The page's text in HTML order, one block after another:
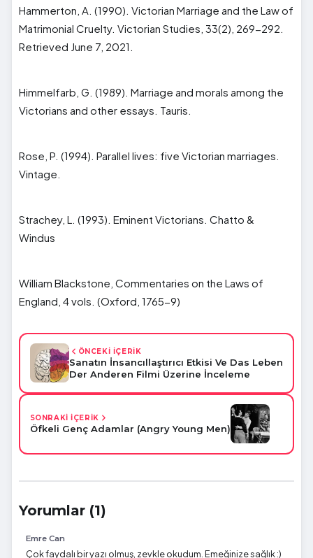
Hammerton, A. (1990). Victorian Marriage and the Law of
Matrimonial Cruelty. Victorian Studies, 33(2), 269-292.
Retrieved June 7, 2021.
Himmelfarb, G. (1989). Marriage and morals among the
Victorians and other essays. Tauris.
Rose, P. (1994). Parallel lives: five Victorian marriages.
Vintage.
Strachey, L. (1993). Eminent Victorians. Chatto &
Windus
William Blackstone, Commentaries on the Laws of
England, 4 vols. (Oxford, 1765-9)
ÖNCEKİ İÇERİK
Sanatın İnsancıllaştırıcı Etkisi Ve Das Leben
Der Anderen Filmi Üzerine İnceleme
SONRAKİ İÇERİK
Öfkeli Genç Adamlar (Angry Young Men)
Yorumlar (1)
Emre Can
Çok faydalı bir yazı olmuş, zevkle okudum. Emeğinize sağlık :)